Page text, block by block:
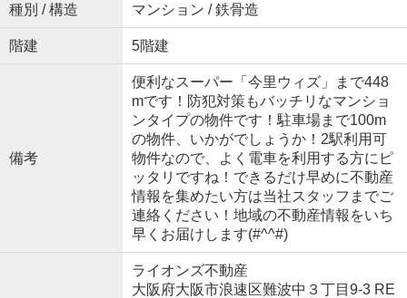
種別 / 構造 マンション / 鉄骨造
階建 5階建
備考
便利なスーパー「今里ウィズ」まで448
mです！防犯対策もバッチリなマンショ
ンタイプの物件です！駐車場まで100m
の物件、いかがでしょうか！2駅利用可
物件なので、よく電車を利用する方にピ
ッタリですね！できるだけ早めに不動産
情報を集めたい方は当社スタッフまでご
連絡ください！地域の不動産情報をいち
早くお届けします(#^^#)
ライオンズ不動産
大阪府大阪市浪速区難波中３丁目9-3 RE